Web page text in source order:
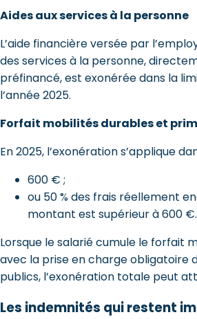
Aides aux services à la personne
L’aide financière versée par
des services à la personne,
préfinancé, est exonérée dans la
l’année 2025.
Forfait mobilités durables et
En 2025, l’exonération s’applique
600 € ;
ou 50 % des frais réellement
montant est supérieur à 600 €.
Lorsque le salarié cumule le forfait
avec la prise en charge obligatoire
publics, l’exonération totale peut
Les indemnités qui restent